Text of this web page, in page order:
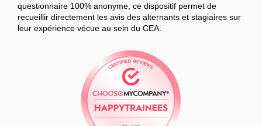
questionnaire 100% anonyme, ce dispositif permet de
recueillir directement les avis des alternants et stagiaires sur
leur expérience vécue au sein du CEA.